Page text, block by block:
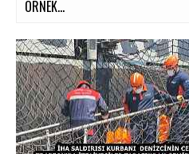
ÖRNEK...